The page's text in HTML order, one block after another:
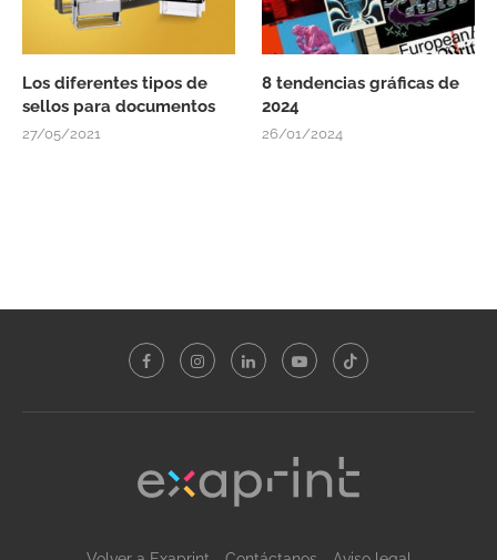
Los diferentes tipos de
sellos para documentos
27/05/2021
8 tendencias gráficas de
2024
26/01/2024